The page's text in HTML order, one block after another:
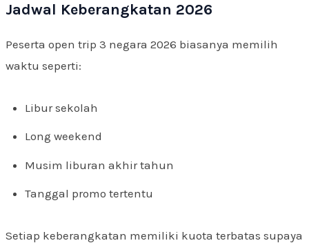
Jadwal Keberangkatan 2026
Peserta open trip 3 negara 2026 biasanya memilih
waktu seperti:
Libur sekolah
Long weekend
Musim liburan akhir tahun
Tanggal promo tertentu
Setiap keberangkatan memiliki kuota terbatas supaya